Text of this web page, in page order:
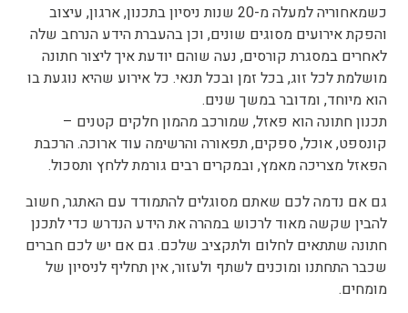
כשמאחוריה למעלה מ-20 שנות ניסיון בתכנון, ארגון, עיצוב
אירועים מסוגים שונים, וכן בהעברת הידע הנרחב שלה
במסגרת קורסים, נעה שוהם יודעת איך ליצור חתונה
לכל זוג, בכל זמן ובכל תנאי. כל אירוע שהיא נוגעת בו
מיוחד, ומדובר במשך שנים.
חתונה הוא פאזל, שמורכב מהמון חלקים קטנים –
אוכל, ספקים, תפאורה והרשימה עוד ארוכה. הרכבת
מצריכה מאמץ, ובמקרים רבים גורמת ללחץ ותסכול.
אם נדמה לכם שאתם מסוגלים להתמודד עם האתגר, חשוב
שקשה מאוד לרכוש במהרה את הידע הנדרש כדי לתכנן
שתתאים לחלום ולתקציב שלכם. גם אם יש לכם חברים
התחתנו ומוכנים לשתף ולעזור, אין תחליף לניסיון של